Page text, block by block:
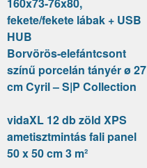
fekete/fekete lábak + USB
HUB
Borvörös-elefántcsont
színű porcelán tányér ø 27
cm Cyril – S|P Collection
vidaXL 12 db zöld XPS
ametisztmintás fali panel
50 x 50 cm 3 m²